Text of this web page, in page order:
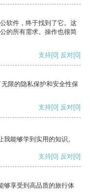
软件，终于找到了它。这
的所有需求。操作也很简
支持[0] 反对[0]
限的隐私保护和安全性保
支持[0] 反对[0]
能够学到实用的知识。
支持[0] 反对[0]
够享受到高品质的旅行体